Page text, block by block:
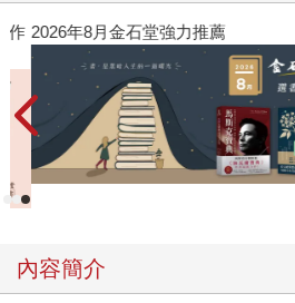
2026年8月金石堂強力推薦
內容簡介